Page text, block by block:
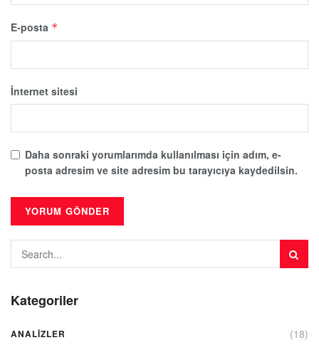
E-posta *
İnternet sitesi
Daha sonraki yorumlarımda kullanılması için adım, e-
posta adresim ve site adresim bu tarayıcıya kaydedilsin.
Kategoriler
ANALIZLER (18)